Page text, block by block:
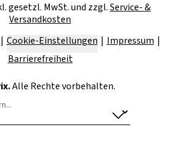
gesetzl. MwSt. und zzgl.Service- &
Versandkosten
Cookie-Einstellungen
Impressum
Barrierefreiheit
Alle Rechte vorbehalten.